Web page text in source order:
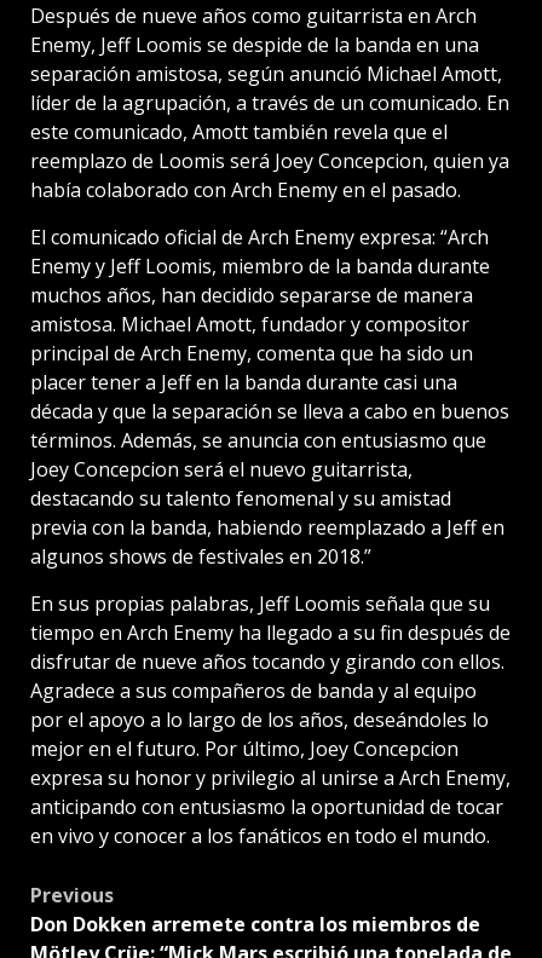
Después de nueve años como guitarrista en Arch
Enemy, Jeff Loomis se despide de la banda en una
separación amistosa, según anunció Michael Amott,
líder de la agrupación, a través de un comunicado. En
este comunicado, Amott también revela que el
reemplazo de Loomis será Joey Concepcion, quien ya
había colaborado con Arch Enemy en el pasado.
El comunicado oficial de Arch Enemy expresa: “Arch
Enemy y Jeff Loomis, miembro de la banda durante
muchos años, han decidido separarse de manera
amistosa. Michael Amott, fundador y compositor
principal de Arch Enemy, comenta que ha sido un
placer tener a Jeff en la banda durante casi una
década y que la separación se lleva a cabo en buenos
términos. Además, se anuncia con entusiasmo que
Joey Concepcion será el nuevo guitarrista,
destacando su talento fenomenal y su amistad
previa con la banda, habiendo reemplazado a Jeff en
algunos shows de festivales en 2018.”
En sus propias palabras, Jeff Loomis señala que su
tiempo en Arch Enemy ha llegado a su fin después de
disfrutar de nueve años tocando y girando con ellos.
Agradece a sus compañeros de banda y al equipo
por el apoyo a lo largo de los años, deseándoles lo
mejor en el futuro. Por último, Joey Concepcion
expresa su honor y privilegio al unirse a Arch Enemy,
anticipando con entusiasmo la oportunidad de tocar
en vivo y conocer a los fanáticos en todo el mundo.
Post
Previous
Don Dokken arremete contra los miembros de